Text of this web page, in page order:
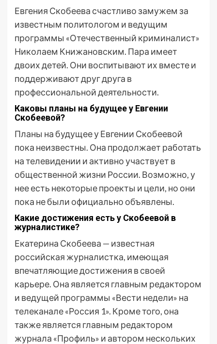
Евгения Скобеева счастливо замужем за
известным политологом и ведущим
программы «Отечественный криминалист»
Николаем Книжановским. Пара имеет
двоих детей. Они воспитывают их вместе и
поддерживают друг друга в
профессиональной деятельности.
Каковы планы на будущее у Евгении
Скобеевой?
Планы на будущее у Евгении Скобеевой
пока неизвестны. Она продолжает работать
на телевидении и активно участвует в
общественной жизни России. Возможно, у
нее есть некоторые проекты и цели, но они
пока не были официально объявлены.
Какие достижения есть у Скобеевой в
журналистике?
Екатерина Скобеева — известная
российская журналистка, имеющая
впечатляющие достижения в своей
карьере. Она является главным редактором
и ведущей программы «Вести недели» на
телеканале «Россия 1». Кроме того, она
также является главным редактором
журнала «Профиль» и автором нескольких